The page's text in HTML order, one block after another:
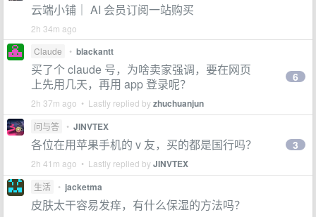
云端小铺｜ AI 会员订阅一站购买
2h 34m ago
Claude
• blackantt
买了个 claude 号，为啥卖家强调，要在网页
上先用几天，再用 app 登录呢？
2h 37m ago • Lastly replied byzhuchuanjun
6
问与答 • JINVTEX
各位在用苹果手机的 v 友，买的都是国行吗？
2h 41m ago • Lastly replied byJINVTEX
3
生活 • jacketma
皮肤太干容易发痒，有什么保湿的方法吗？